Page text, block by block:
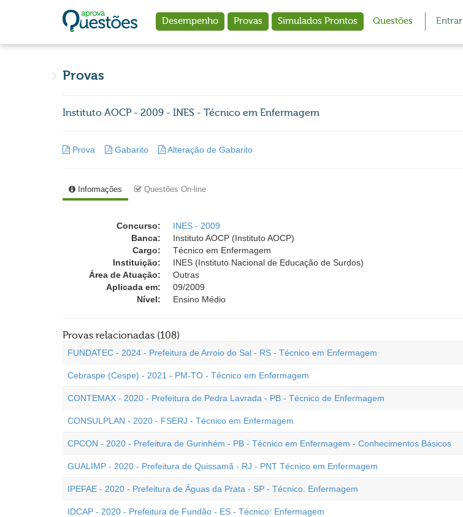
Desempenho Provas Simulados Prontos Questões Entrar
Provas
Instituto AOCP - 2009 - INES - Técnico em Enfermagem
Prova Gabarito Alteração de Gabarito
Informações Questões On-line
Concurso:
INES - 2009
Banca:
Instituto AOCP (Instituto AOCP)
Cargo:
Técnico em Enfermagem
Instituição:
INES (Instituto Nacional de Educação de Surdos)
Área de Atuação:
Outras
Aplicada em:
09/2009
Nível:
Ensino Médio
Provas relacionadas (108)
FUNDATEC - 2024 - Prefeitura de Arroio do Sal - RS - Técnico em Enfermagem
Cebraspe (Cespe) - 2021 - PM-TO - Técnico em Enfermagem
CONTEMAX - 2020 - Prefeitura de Pedra Lavrada - PB - Técnico de Enfermagem
CONSULPLAN - 2020 - FSERJ - Técnico em Enfermagem
CPCON - 2020 - Prefeitura de Gurinhém - PB - Técnico em Enfermagem - Conhecimentos Básicos
GUALIMP - 2020 - Prefeitura de Quissamã - RJ - PNT Técnico em Enfermagem
IPEFAE - 2020 - Prefeitura de Águas da Prata - SP - Técnico: Enfermagem
IDCAP - 2020 - Prefeitura de Fundão - ES - Técnico: Enfermagem